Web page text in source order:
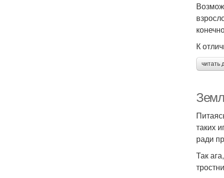
К
читать
таких
ради
Так